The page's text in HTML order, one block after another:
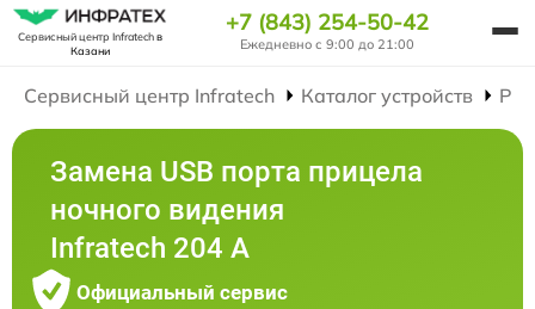
Сервисный центр Infratechв
Казани
+7 (843) 254-50-42
Ежедневно с 9:00 до 21:00
Сервисный центр Infratech Каталог устройств
Замена USB порта прицела
ночного видения
Infratech 204 А
Официальный сервис